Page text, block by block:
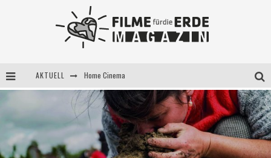
AKTUELL 5 Fragen, 3 Festivalpartner*innen
Filme für die Erde Pop-up Kino am 28. Mai 2021
Home Cinema